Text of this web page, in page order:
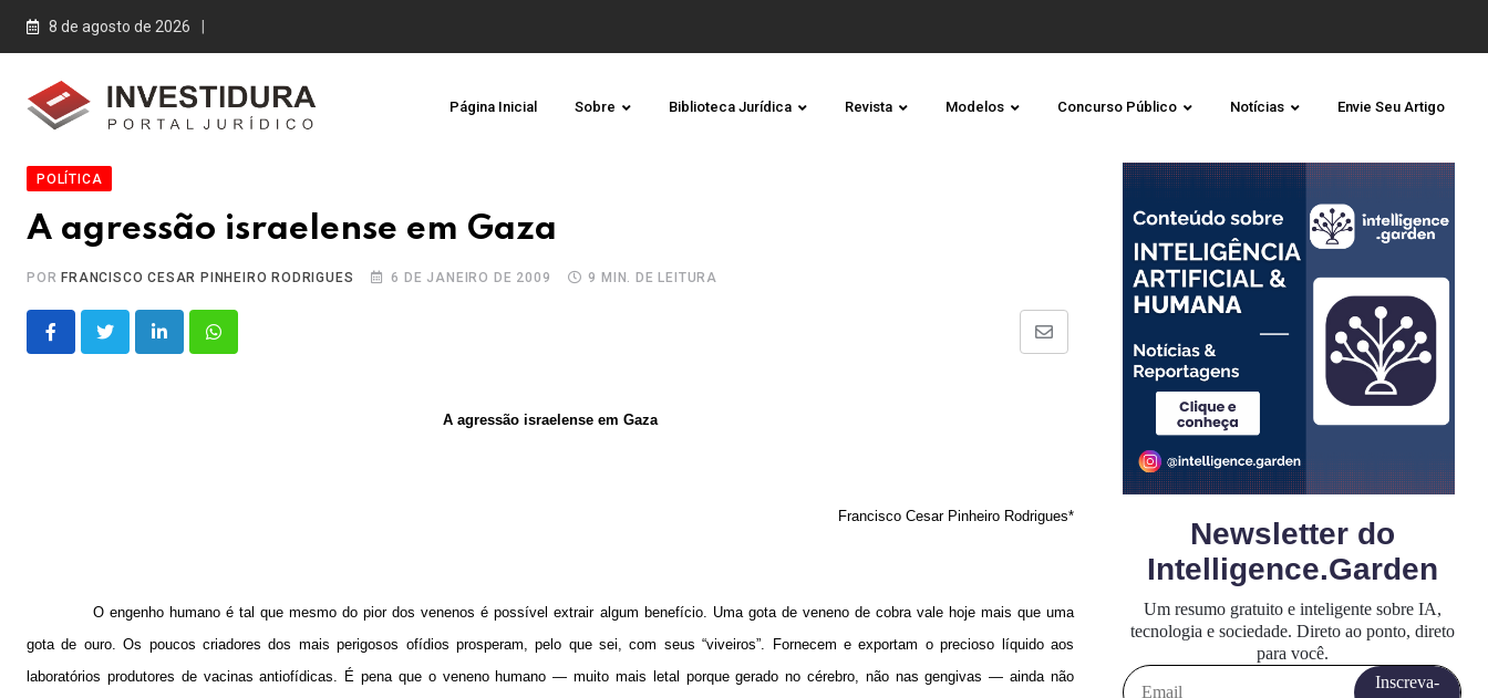
Skip
8 de agosto de 2026
Página Inicial Sobre Biblioteca Jurídica Revista Modelos Concurso Público Notícias Envie Seu Artigo
POLÍTICA
A agressão israelense em Gaza
PORFRANCISCO CESAR PINHEIRO RODRIGUES 6 DE JANEIRO DE 2009 9 MIN. DE LEITURA
LinkedInWhatsapp
Share
A agressão israelense em Gaza
Francisco Cesar Pinheiro Rodrigues*
O engenho humano é tal que mesmo do pior dos venenos é possível extrair algum benefício. Uma gota de veneno de cobra vale hoje mais que uma
gota de ouro. Os poucos criadores dos mais perigosos ofídios prosperam, pelo que sei, com seus “viveiros”. Fornecem e exportam o precioso líquido aos
laboratórios produtores de vacinas antiofídicas. É pena que o veneno humano — muito mais letal porque gerado no cérebro, não nas gengivas — ainda não